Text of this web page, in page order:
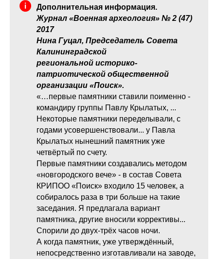
Дополнительная информация.
Журнал «Военная археология» № 2 (47)
2017
Нина Гуцал, Председатель Совета
Калининградской
региональной историко-
патриотической общественной
организации «Поиск».
«…первые памятники ставили поименно -
командиру группы Павлу Крылатых, ...
Некоторые памятники переделывали, с
годами усовершенствовали... у Павла
Крылатых нынешний памятник уже
четвёртый по счету.
Первые памятники создавались методом
«новгородского вече» - в состав Совета
КРИПОО «Поиск» входило 15 человек, а
собиралось раза в три больше на такие
заседания. Я предлагала вариант
памятника, другие вносили коррективы...
Спорили до двух-трёх часов ночи.
А когда памятник, уже утверждённый,
непосредственно изготавливали на заводе,